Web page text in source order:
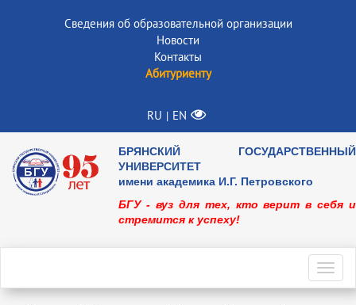
Сведения об образовательной организации
Новости
Контакты
Абитуриенту
RU | EN
БРЯНСКИЙ ГОСУДАРСТВЕННЫЙ
УНИВЕРСИТЕТ
имени академика И.Г. Петровского
БГУ - вуз для тех, кто верит в себя и
стремится к успеху!